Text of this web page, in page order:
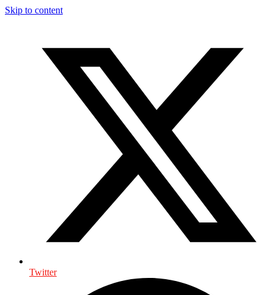
Skip to content
Twitter